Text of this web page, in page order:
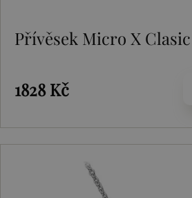
Přívěsek Micro X Clasic
1828 Kč